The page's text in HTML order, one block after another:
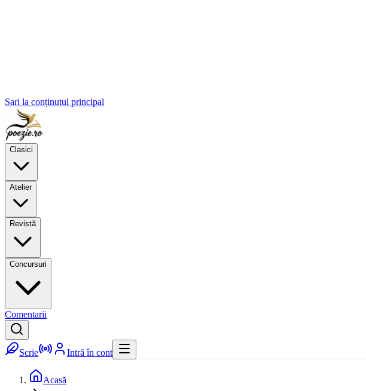
Sari la conținutul principal
Clasici
Atelier
Revistă
Concursuri
Comentarii
Scrie Intră în cont
Acasă